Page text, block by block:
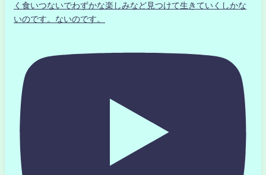
く食いつないでわずかな楽しみなど見つけて生きていくしかな
いのです。ないのです。